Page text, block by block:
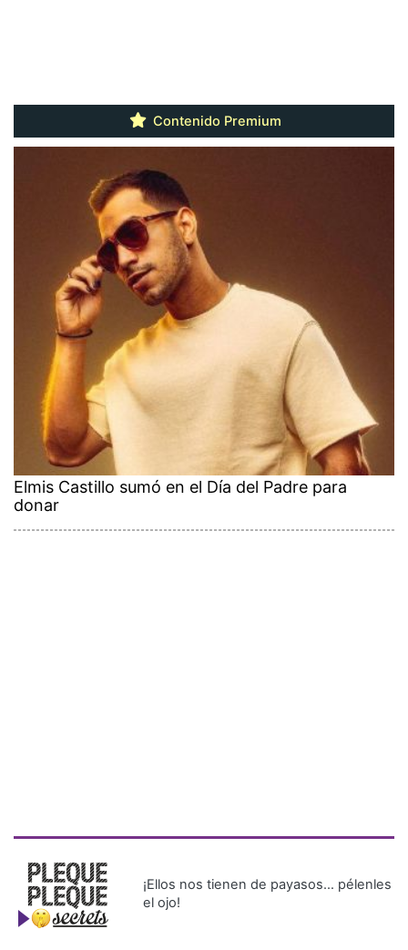
Contenido Premium
Elmis Castillo sumó en el Día del Padre para
donar
¡Ellos nos tienen de payasos… pélenles
el ojo!